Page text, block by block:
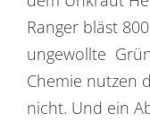
Ranger bläst
ungewollte
Chemie nutzen
nicht. Und ein